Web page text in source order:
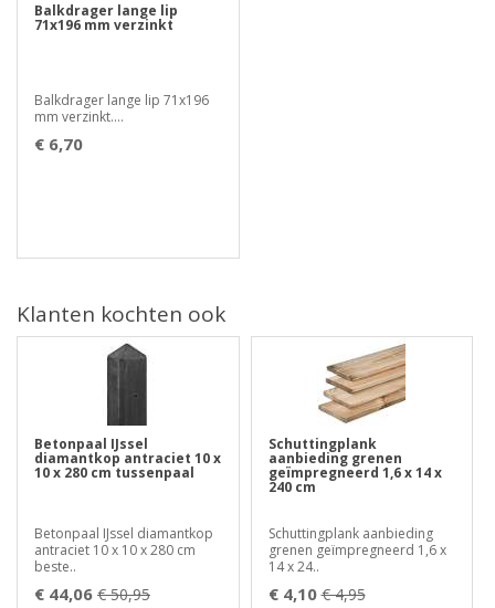
Balkdrager lange lip
71x196 mm verzinkt
Balkdrager lange lip 71x196
mm verzinkt....
€ 6,70
Klanten kochten ook
Betonpaal IJssel
diamantkop antraciet 10 x
10 x 280 cm tussenpaal
Betonpaal IJssel diamantkop
antraciet 10 x 10 x 280 cm
beste..
€ 44,06 € 50,95
Schuttingplank
aanbieding grenen
geïmpregneerd 1,6 x 14 x
240 cm
Schuttingplank aanbieding
grenen geïmpregneerd 1,6 x
14 x 24..
€ 4,10 € 4,95